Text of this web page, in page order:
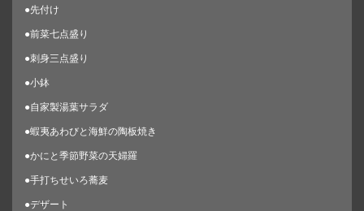
●先付け
●前菜七点盛り
●刺身三点盛り
●小鉢
●自家製湯葉サラダ
●蝦夷あわびと海鮮の陶板焼き
●かにと季節野菜の天婦羅
●手打ちせいろ蕎麦
●デザート
この店舗情報をシェアする